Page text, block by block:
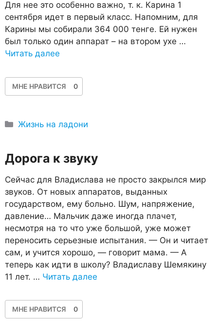
Для нее это особенно важно, т. к. Карина 1
сентября идет в первый класс. Напомним, для
Карины мы собирали 364 000 тенге. Ей нужен
был только один аппарат – на втором ухе …
Читать далее
МНЕ НРАВИТСЯ 0
Рубрики
Жизнь на ладони
Дорога к звуку
Сейчас для Владислава не просто закрылся мир
звуков. От новых аппаратов, выданных
государством, ему больно. Шум, напряжение,
давление… Мальчик даже иногда плачет,
несмотря на то что уже большой, уже может
переносить серьезные испытания. — Он и читает
сам, и учится хорошо, — говорит мама. — А
теперь как идти в школу? Владиславу Шемякину
11 лет. … Читать далее
МНЕ НРАВИТСЯ 0